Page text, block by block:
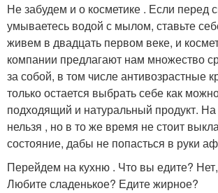
Не забудем и о косметике . Если перед
умываетесь водой с мылом, ставьте
живем в двадцать первом веке, и
компании предлагают нам множество
за собой, в том числе антивозрастные
только остается выбрать себе как
подходящий и натуральный продукт.
нельзя , но в то же время не стоит
состояние, дабы не попасться в руки
Перейдем на кухню . Что вы едите?
Любите сладенькое? Едите жирное?